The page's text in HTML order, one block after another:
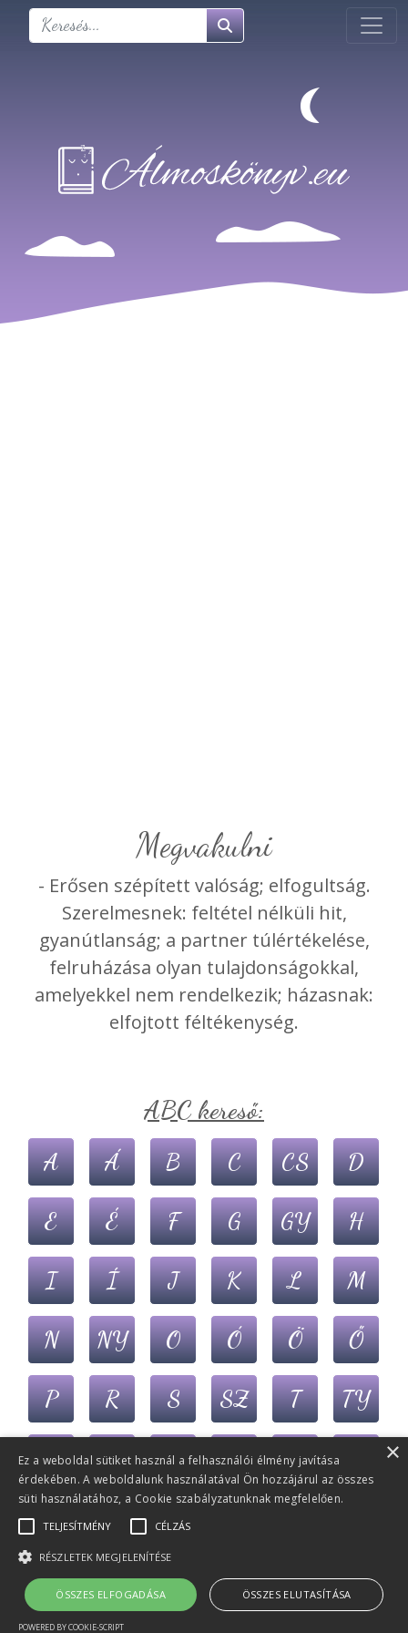
megvakulni
- Erősen szépített valóság; elfogultság.
Szerelmesnek: feltétel nélküli hit,
gyanútlanság; a partner túlértékelése,
felruházása olyan tulajdonságokkal,
amelyekkel nem rendelkezik; házasnak:
elfojtott féltékenység.
ABC kereső:
A Á B C CS D
E É F G GY H
I Í J K L M
N NY O Ó Ö Ő
P R S SZ T TY
U Ú Ü Ű V
ZS
© 2022-2026 Álmoskönyv.eu (v1.1) (rf)- Minden jog
fenntartva!
×
Ez a weboldal sütiket használ a felhasználói élmény javítása
érdekében. A weboldalunk használatával Ön hozzájárul az összes
süti használatához, a Cookie szabályzatunknak megfelelően.
TELJESÍTMÉNY CÉLZÁS
RÉSZLETEK MEGJELENÍTÉSE
ÖSSZES ELFOGADÁSA ÖSSZES ELUTASÍTÁSA
POWERED BY COOKIE-SCRIPT